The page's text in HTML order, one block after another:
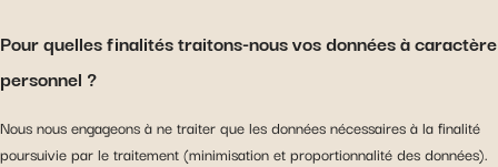
Pour quelles finalités traitons-nous vos données à caractère
personnel ?
Nous nous engageons à ne traiter que les données nécessaires à la finalité
poursuivie par le traitement (minimisation et proportionnalité des données).